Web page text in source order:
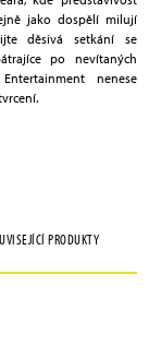
jako dospělí milují
děsivá setkání se
po nevítaných
nenese
PRODUKTY